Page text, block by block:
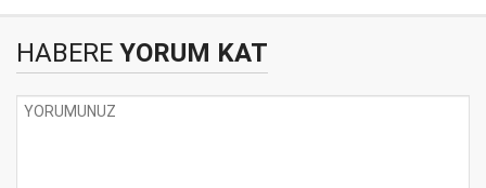
HABERE YORUM KAT